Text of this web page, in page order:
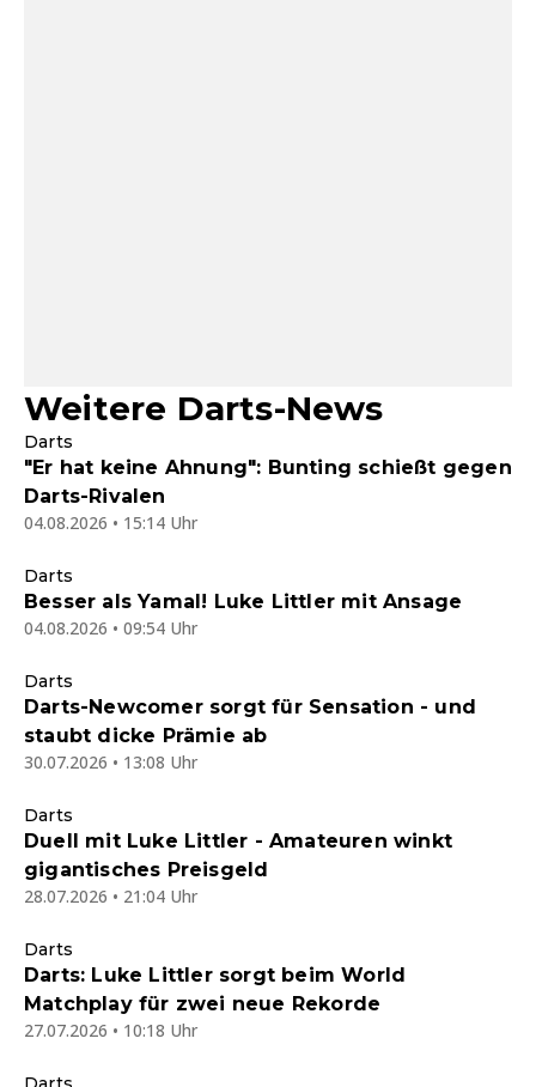
Weitere Darts-News
Darts
"Er hat keine Ahnung": Bunting schießt gegen
Darts-Rivalen
04.08.2026 • 15:14 Uhr
Darts
Besser als Yamal! Luke Littler mit Ansage
04.08.2026 • 09:54 Uhr
Darts
Darts-Newcomer sorgt für Sensation - und
staubt dicke Prämie ab
30.07.2026 • 13:08 Uhr
Darts
Duell mit Luke Littler - Amateuren winkt
gigantisches Preisgeld
28.07.2026 • 21:04 Uhr
Darts
Darts: Luke Littler sorgt beim World
Matchplay für zwei neue Rekorde
27.07.2026 • 10:18 Uhr